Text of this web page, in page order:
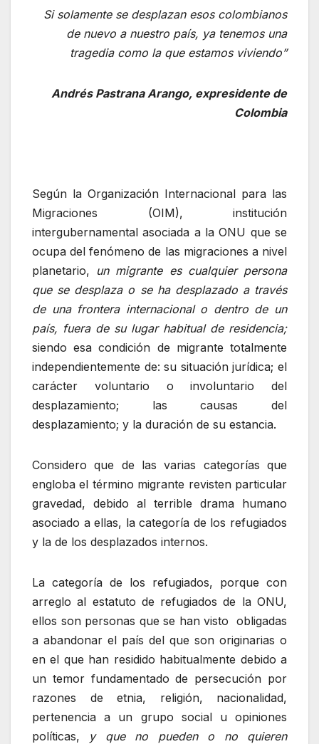
Si solamente se desplazan esos colombianos
de nuevo a nuestro país, ya tenemos una
tragedia como la que estamos viviendo”
Andrés Pastrana Arango, expresidente de
Colombia
Según la Organización Internacional para las
Migraciones (OIM), institución
intergubernamental asociada a la ONU que se
ocupa del fenómeno de las migraciones a nivel
planetario, un migrante es cualquier persona
que se desplaza o se ha desplazado a través
de una frontera internacional o dentro de un
país, fuera de su lugar habitual de residencia;
siendo esa condición de migrante totalmente
independientemente de: su situación jurídica; el
carácter voluntario o involuntario del
desplazamiento; las causas del
desplazamiento; y la duración de su estancia.
Considero que de las varias categorías que
engloba el término migrante revisten particular
gravedad, debido al terrible drama humano
asociado a ellas, la categoría de los refugiados
y la de los desplazados internos.
La categoría de los refugiados, porque con
arreglo al estatuto de refugiados de la ONU,
ellos son personas que se han visto obligadas
a abandonar el país del que son originarias o
en el que han residido habitualmente debido a
un temor fundamentado de persecución por
razones de etnia, religión, nacionalidad,
pertenencia a un grupo social u opiniones
políticas, y que no pueden o no quieren